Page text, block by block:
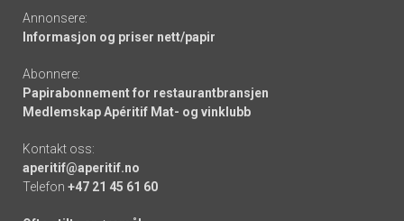
Annonsere:
Informasjon og priser nett/papir
Abonnere:
Papirabonnement for restaurantbransjen
Medlemskap Apéritif Mat- og vinklubb
Kontakt oss:
aperitif@aperitif.no
Telefon +47 21 45 61 60